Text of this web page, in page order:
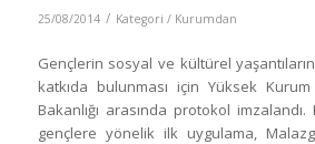
25/08/2014 / Kategori / Kurumdan
Gençlerin sosyal ve kültürel
katkıda bulunması için Yüksek
Bakanlığı arasında protokol
gençlere yönelik ilk uygulama,